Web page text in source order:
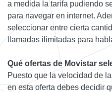
a medida la tarifa pudiendo
para navegar en internet.
seleccionar entre cierta
llamadas ilimitadas para
Qué ofertas de Movistar
Puesto que la velocidad de
en esta oferta debes decidir